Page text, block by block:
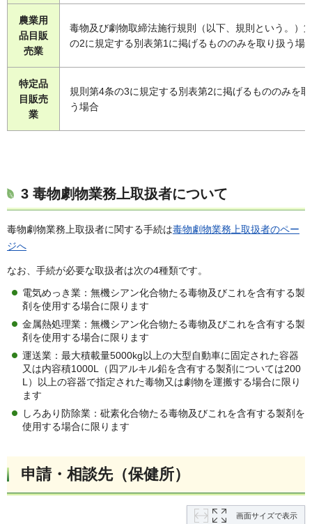
農業用
品目販
売業
毒物及び劇物取締法施行規則（以下、規則という。）
の2に規定する別表第1に掲げるもののみを取り扱う場
特定品
目販売
業
規則第4条の3に規定する別表第2に掲げるもののみを
う場合
3 毒物劇物業務上取扱者について
毒物劇物業務上取扱者に関する手続は毒物劇物業務上取扱者のペー
ジへ
なお、手続が必要な取扱者は次の4種類です。
電気めっき業：無機シアン化合物たる毒物及びこれを含有する製
剤を使用する場合に限ります
金属熱処理業：無機シアン化合物たる毒物及びこれを含有する製
剤を使用する場合に限ります
運送業：最大積載量5000kg以上の大型自動車に固定された容器
又は内容積1000L（四アルキル鉛を含有する製剤については200
L）以上の容器で指定された毒物又は劇物を運搬する場合に限り
ます
しろあり防除業：砒素化合物たる毒物及びこれを含有する製剤を
使用する場合に限ります
申請・相談先（保健所）
画面サイズで表示